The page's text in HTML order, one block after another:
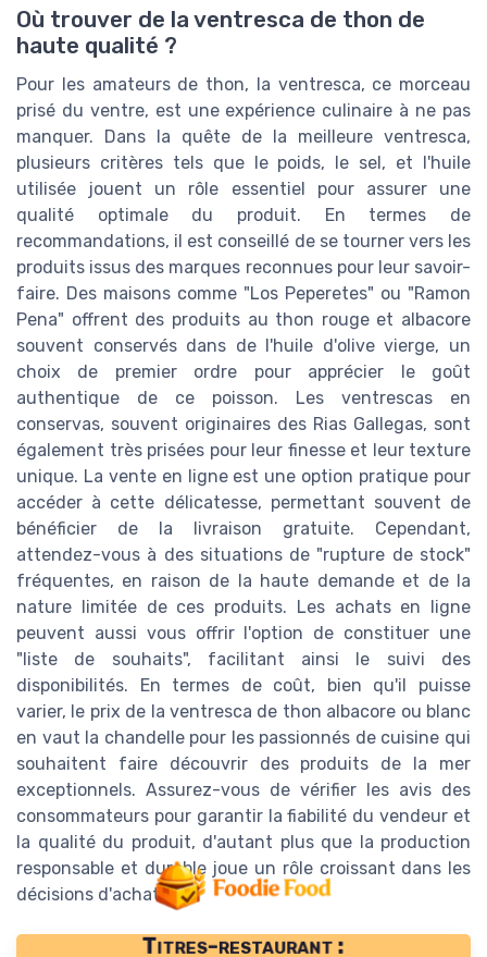
Où trouver de la ventresca de thon de
haute qualité ?
Pour les amateurs de thon, la ventresca, ce morceau
prisé du ventre, est une expérience culinaire à ne pas
manquer. Dans la quête de la meilleure ventresca,
plusieurs critères tels que le poids, le sel, et l'huile
utilisée jouent un rôle essentiel pour assurer une
qualité optimale du produit. En termes de
recommandations, il est conseillé de se tourner vers les
produits issus des marques reconnues pour leur savoir-
faire. Des maisons comme "Los Peperetes" ou "Ramon
Pena" offrent des produits au thon rouge et albacore
souvent conservés dans de l'huile d'olive vierge, un
choix de premier ordre pour apprécier le goût
authentique de ce poisson. Les ventrescas en
conservas, souvent originaires des Rias Gallegas, sont
également très prisées pour leur finesse et leur texture
unique. La vente en ligne est une option pratique pour
accéder à cette délicatesse, permettant souvent de
bénéficier de la livraison gratuite. Cependant,
attendez-vous à des situations de "rupture de stock"
fréquentes, en raison de la haute demande et de la
nature limitée de ces produits. Les achats en ligne
peuvent aussi vous offrir l'option de constituer une
"liste de souhaits", facilitant ainsi le suivi des
disponibilités. En termes de coût, bien qu'il puisse
varier, le prix de la ventresca de thon albacore ou blanc
en vaut la chandelle pour les passionnés de cuisine qui
souhaitent faire découvrir des produits de la mer
exceptionnels. Assurez-vous de vérifier les avis des
consommateurs pour garantir la fiabilité du vendeur et
la qualité du produit, d'autant plus que la production
responsable et durable joue un rôle croissant dans les
décisions d'achat.
Titres-restaurant :